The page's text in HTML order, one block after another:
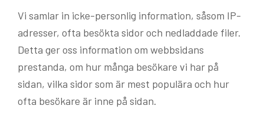
Vi samlar in icke-personlig information, såsom IP-
adresser, ofta besökta sidor och nedladdade filer.
Detta ger oss information om webbsidans
prestanda, om hur många besökare vi har på
sidan, vilka sidor som är mest populära och hur
ofta besökare är inne på sidan.